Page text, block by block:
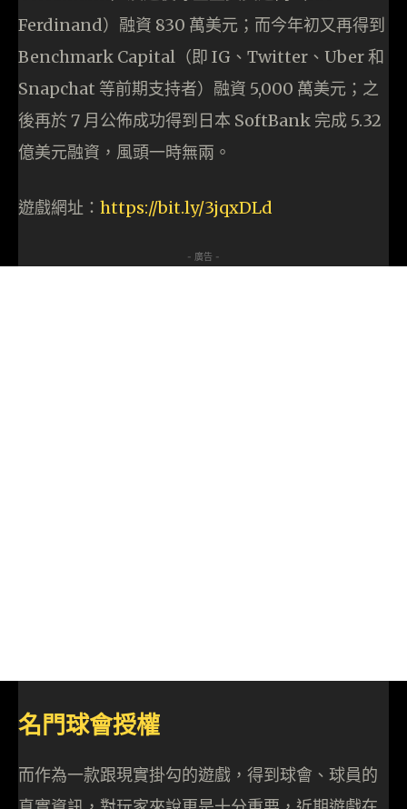
Ferdinand）融資 830 萬美元；而今年初又再得到
Benchmark Capital（即 IG、Twitter、Uber 和
Snapchat 等前期支持者）融資 5,000 萬美元；之
後再於 7 月公佈成功得到日本 SoftBank 完成 5.32
億美元融資，風頭一時無兩。
遊戲網址： https://bit.ly/3jqxDLd
- 廣告 -
名門球會授權
而作為一款跟現實掛勾的遊戲，得到球會、球員的